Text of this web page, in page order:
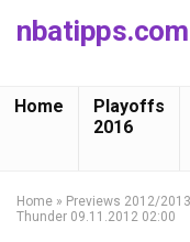
nbatipps.com
Home
Playoffs
2016
Home » Previews 2012/
Thunder 09.11.2012 02:00